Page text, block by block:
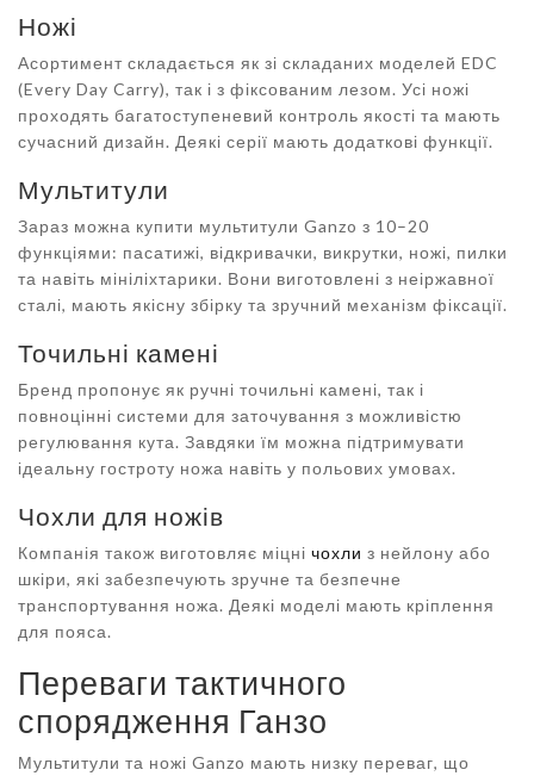
Ножі
Асортимент складається як зі складаних моделей EDC
(Every Day Carry), так і з фіксованим лезом. Усі ножі
проходять багатоступеневий контроль якості та мають
сучасний дизайн. Деякі серії мають додаткові функції.
Мультитули
Зараз можна купити мультитули Ganzo з 10–20
функціями: пасатижі, відкривачки, викрутки, ножі, пилки
та навіть мініліхтарики. Вони виготовлені з неіржавної
сталі, мають якісну збірку та зручний механізм фіксації.
Точильні камені
Бренд пропонує як ручні точильні камені, так і
повноцінні системи для заточування з можливістю
регулювання кута. Завдяки їм можна підтримувати
ідеальну гостроту ножа навіть у польових умовах.
Чохли для ножів
Компанія також виготовляє міцні чохли з нейлону або
шкіри, які забезпечують зручне та безпечне
транспортування ножа. Деякі моделі мають кріплення
для пояса.
Переваги тактичного
спорядження Ганзо
Мультитули та ножі Ganzo мають низку переваг, що